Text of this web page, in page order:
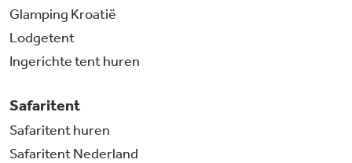
Glamping Kroatië
Lodgetent
Ingerichte tent huren
Safaritent
Safaritent huren
Safaritent Nederland